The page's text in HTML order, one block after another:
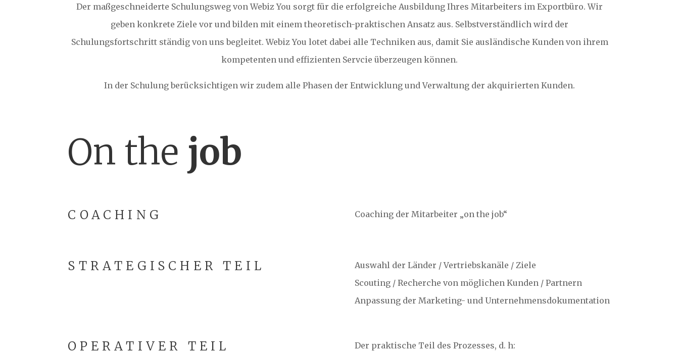
Der maßgeschneiderte Schulungsweg von Webiz You sorgt für die erfolgreiche Ausbildung Ihres Mitarbeiters im Exportbüro. Wir
geben konkrete Ziele vor und bilden mit einem theoretisch-praktischen Ansatz aus. Selbstverständlich wird der
Schulungsfortschritt ständig von uns begleitet. Webiz You lotet dabei alle Techniken aus, damit Sie ausländische Kunden von ihrem
kompetenten und effizienten Servcie überzeugen können.
In der Schulung berücksichtigen wir zudem alle Phasen der Entwicklung und Verwaltung der akquirierten Kunden.
On the job
COACHING Coaching der Mitarbeiter „on the job“
STRATEGISCHER TEIL
Auswahl der Länder / Vertriebskanäle / Ziele
Scouting / Recherche von möglichen Kunden / Partnern
Anpassung der Marketing- und Unternehmensdokumentation
OPERATIVER TEIL
Der praktische Teil des Prozesses, d. h: